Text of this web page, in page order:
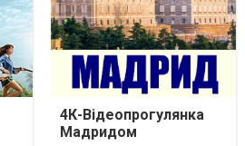
4К-Відеопрогулянка
Мадридом